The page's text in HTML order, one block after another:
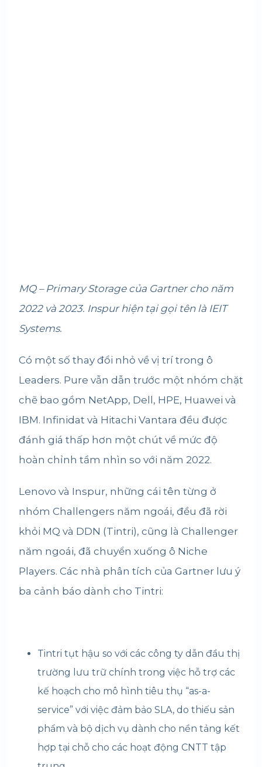
MQ – Primary Storage của Gartner cho năm
2022 và 2023. Inspur hiện tại gọi tên là IEIT
Systems.
Có một số thay đổi nhỏ về vị trí trong ô
Leaders. Pure vẫn dẫn trước một nhóm chặt
chẽ bao gồm NetApp, Dell, HPE, Huawei và
IBM. Infinidat và Hitachi Vantara đều được
đánh giá thấp hơn một chút về mức độ
hoàn chỉnh tầm nhìn so với năm 2022.
Lenovo và Inspur, những cái tên từng ở
nhóm Challengers năm ngoái, đều đã rời
khỏi MQ và DDN (Tintri), cũng là Challenger
năm ngoái, đã chuyển xuống ô Niche
Players. Các nhà phân tích của Gartner lưu ý
ba cảnh báo dành cho Tintri:
Tintri tụt hậu so với các công ty dẫn đầu thị
trường lưu trữ chính trong việc hỗ trợ các
kế hoạch cho mô hình tiêu thụ “as-a-
service” với việc đảm bảo SLA, do thiếu sản
phẩm và bộ dịch vụ dành cho nền tảng kết
hợp tại chỗ cho các hoạt động CNTT tập